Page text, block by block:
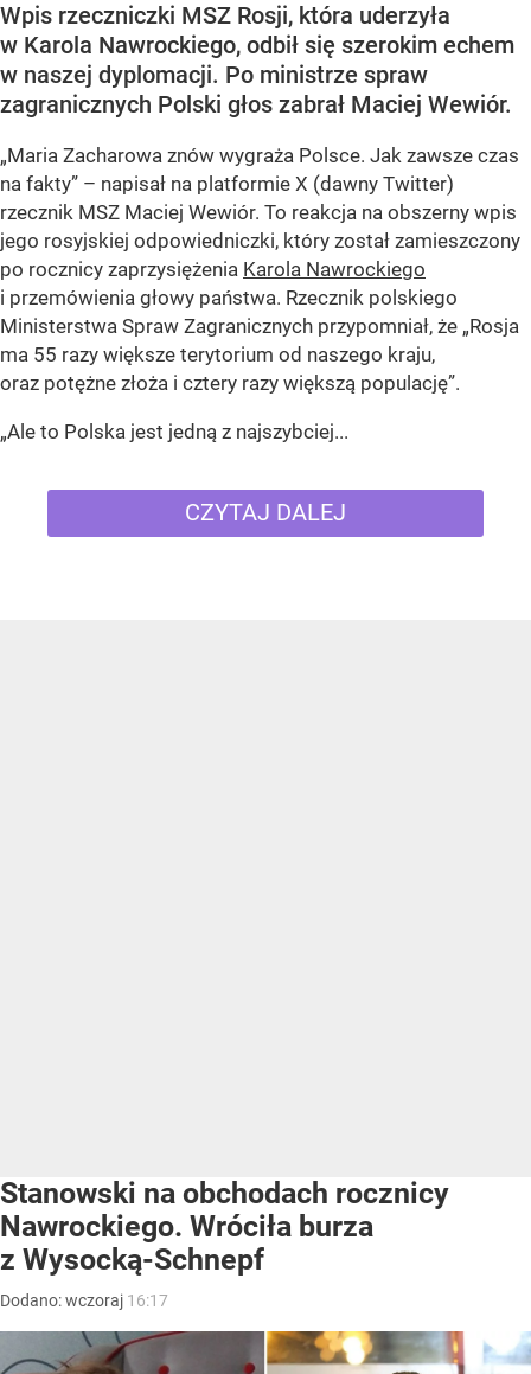
Wpis rzeczniczki MSZ Rosji, która uderzyła
w Karola Nawrockiego, odbił się szerokim echem
w naszej dyplomacji. Po ministrze spraw
zagranicznych Polski głos zabrał Maciej Wewiór.
„Maria Zacharowa znów wygraża Polsce. Jak zawsze czas
na fakty” – napisał na platformie X (dawny Twitter)
rzecznik MSZ Maciej Wewiór. To reakcja na obszerny wpis
jego rosyjskiej odpowiedniczki, który został zamieszczony
po rocznicy zaprzysiężenia Karola Nawrockiego
i przemówienia głowy państwa. Rzecznik polskiego
Ministerstwa Spraw Zagranicznych przypomniał, że „Rosja
ma 55 razy większe terytorium od naszego kraju,
oraz potężne złoża i cztery razy większą populację”.
„Ale to Polska jest jedną z najszybciej...
CZYTAJ DALEJ
Stanowski na obchodach rocznicy
Nawrockiego. Wróciła burza
z Wysocką-Schnepf
Dodano:wczoraj 16:17